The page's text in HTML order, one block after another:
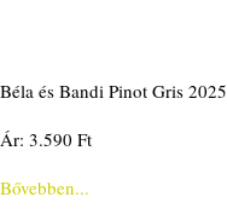
Béla és Bandi Pinot Gris 2025
Ár: 3.590 Ft
Bővebben...